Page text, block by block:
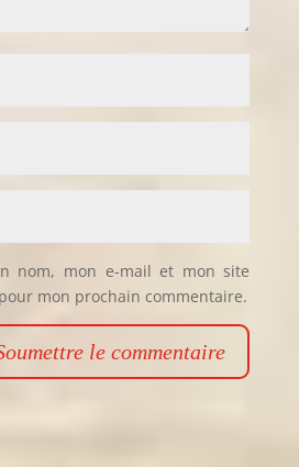
nom, mon e-mail et mon site
mon prochain commentaire.
le commentaire